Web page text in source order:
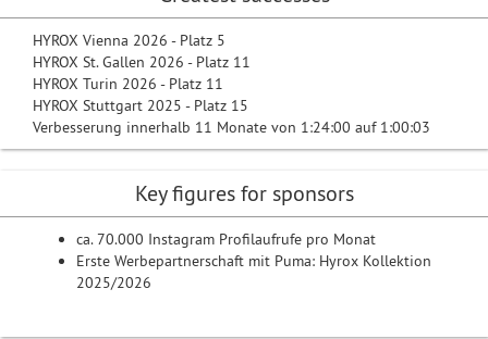
HYROX Vienna 2026 - Platz 5
HYROX St. Gallen 2026 - Platz 11
HYROX Turin 2026 - Platz 11
HYROX Stuttgart 2025 - Platz 15
Verbesserung innerhalb 11 Monate von 1:24:00 auf 1:00:03
Key figures for sponsors
ca. 70.000 Instagram Profilaufrufe pro Monat
Erste Werbepartnerschaft mit Puma: Hyrox Kollektion
2025/2026